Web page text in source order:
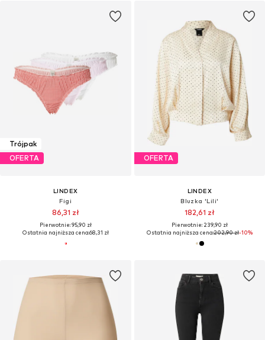
Trójpak
OFERTA
LINDEX
Figi
86,31 zł
Pierwotnie: 95,90 zł
Ostatnia najniższa cena:68,31 zł
OFERTA
LINDEX
Bluzka 'Lili'
182,61 zł
Pierwotnie: 239,90 zł
Ostatnia najniższa cena:202,90 zł-10%